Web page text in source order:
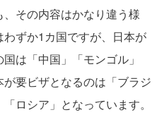
その内容はかなり違う様
ずか1カ国ですが、日本が
は「中国」「モンゴル」
が要ビザとなるのは「ブラジ
ロシア」となっています。